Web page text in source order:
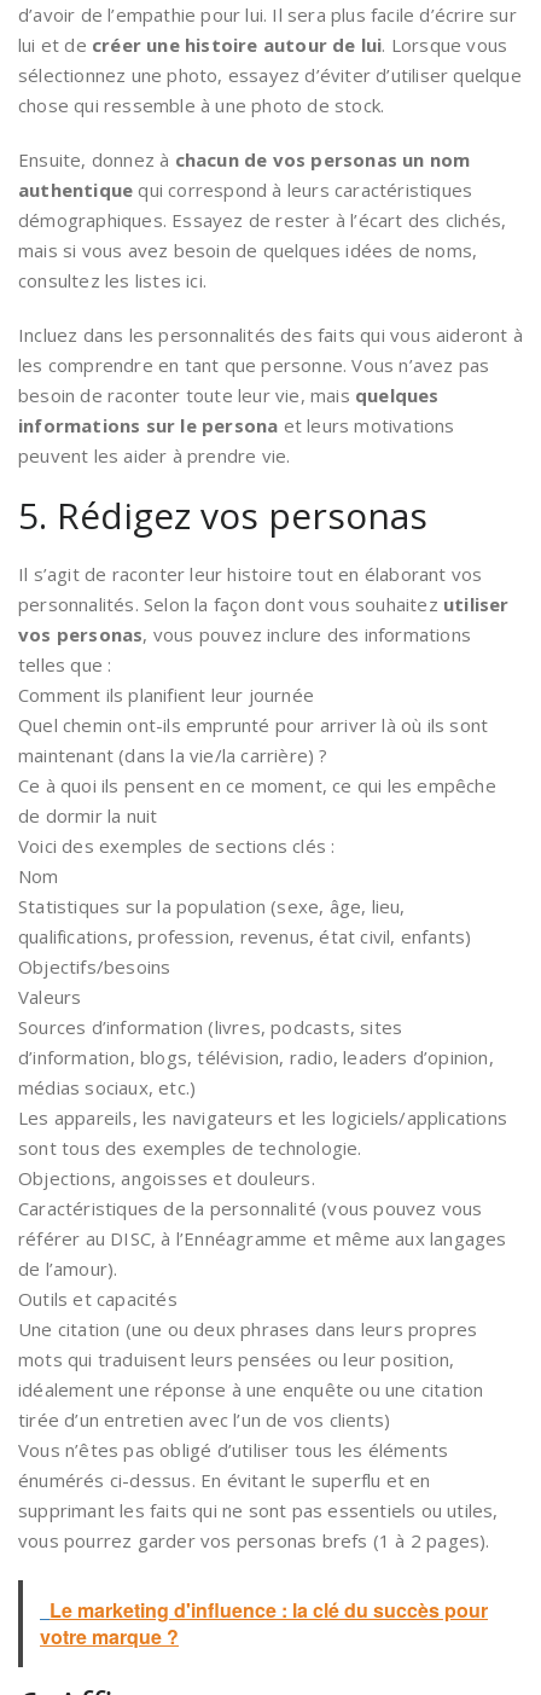
d’avoir de l’empathie pour lui. Il sera plus facile d’écrire sur
lui et de créer une histoire autour de lui. Lorsque vous
sélectionnez une photo, essayez d’éviter d’utiliser quelque
chose qui ressemble à une photo de stock.
Ensuite, donnez à chacun de vos personas un nom
authentique qui correspond à leurs caractéristiques
démographiques. Essayez de rester à l’écart des clichés,
mais si vous avez besoin de quelques idées de noms,
consultez les listes ici.
Incluez dans les personnalités des faits qui vous aideront à
les comprendre en tant que personne. Vous n’avez pas
besoin de raconter toute leur vie, mais quelques
informations sur le persona et leurs motivations
peuvent les aider à prendre vie.
5. Rédigez vos personas
Il s’agit de raconter leur histoire tout en élaborant vos
personnalités. Selon la façon dont vous souhaitez utiliser
vos personas, vous pouvez inclure des informations
telles que :
Comment ils planifient leur journée
Quel chemin ont-ils emprunté pour arriver là où ils sont
maintenant (dans la vie/la carrière) ?
Ce à quoi ils pensent en ce moment, ce qui les empêche
de dormir la nuit
Voici des exemples de sections clés :
Nom
Statistiques sur la population (sexe, âge, lieu,
qualifications, profession, revenus, état civil, enfants)
Objectifs/besoins
Valeurs
Sources d’information (livres, podcasts, sites
d’information, blogs, télévision, radio, leaders d’opinion,
médias sociaux, etc.)
Les appareils, les navigateurs et les logiciels/applications
sont tous des exemples de technologie.
Objections, angoisses et douleurs.
Caractéristiques de la personnalité (vous pouvez vous
référer au DISC, à l’Ennéagramme et même aux langages
de l’amour).
Outils et capacités
Une citation (une ou deux phrases dans leurs propres
mots qui traduisent leurs pensées ou leur position,
idéalement une réponse à une enquête ou une citation
tirée d’un entretien avec l’un de vos clients)
Vous n’êtes pas obligé d’utiliser tous les éléments
énumérés ci-dessus. En évitant le superflu et en
supprimant les faits qui ne sont pas essentiels ou utiles,
vous pourrez garder vos personas brefs (1 à 2 pages).
Le marketing d'influence : la clé du succès pour
votre marque ?